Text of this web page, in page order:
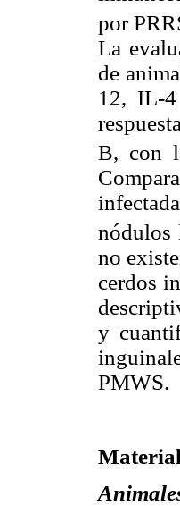
por
La
de
12, IL-
B, con
nódulos
no
cerdos
y
PMWS.